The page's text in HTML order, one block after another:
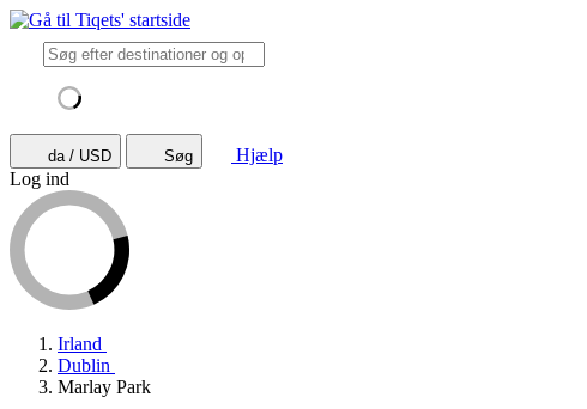
da / USD Søg
Hjælp
Log ind
Irland
Dublin
Marlay Park